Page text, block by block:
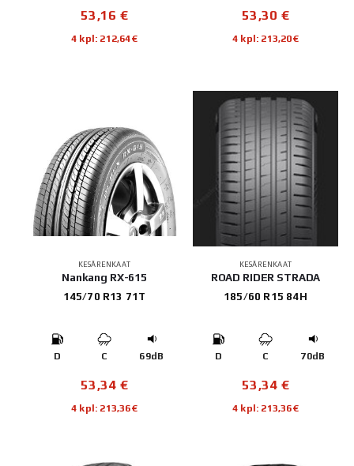
53,16 €
4 kpl: 212,64€
53,30 €
4 kpl: 213,20€
KESÄRENKAAT
Nankang RX-615
145/70 R13 71T
D C 69dB
53,34 €
4 kpl: 213,36€
KESÄRENKAAT
ROAD RIDER STRADA
185/60 R15 84H
D C 70dB
53,34 €
4 kpl: 213,36€